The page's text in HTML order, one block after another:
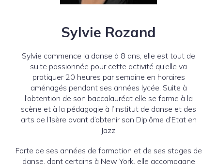
Sylvie Rozand
Sylvie commence la danse à 8 ans, elle est tout de
suite passionnée pour cette activité qu’elle va
pratiquer 20 heures par semaine en horaires
aménagés pendant ses années lycée. Suite à
l’obtention de son baccalauréat elle se forme à la
scène et à la pédagogie à l’Institut de danse et des
arts de l’Isère avant d’obtenir son Diplôme d’Etat en
Jazz.
Forte de ses années de formation et de ses stages de
danse, dont certains à New York, elle accompagne